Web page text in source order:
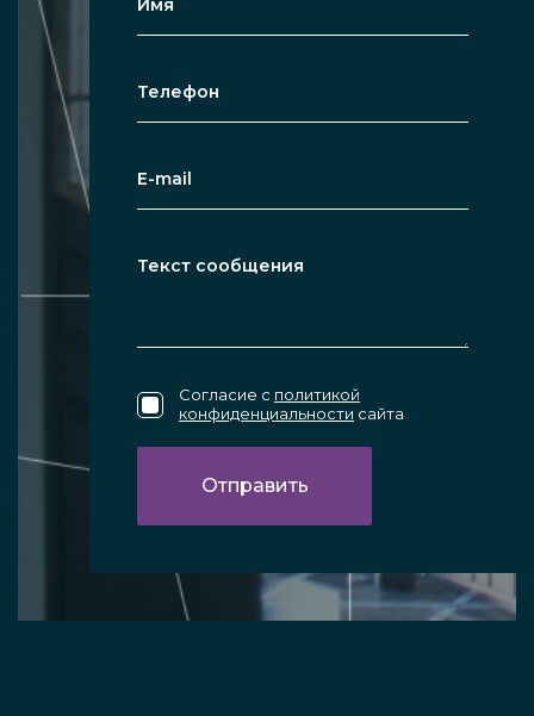
Согласие с политикой
конфиденциальности сайта